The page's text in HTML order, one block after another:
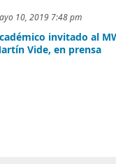
10, 2019 7:48 pm
invitado al
Vide, en prensa